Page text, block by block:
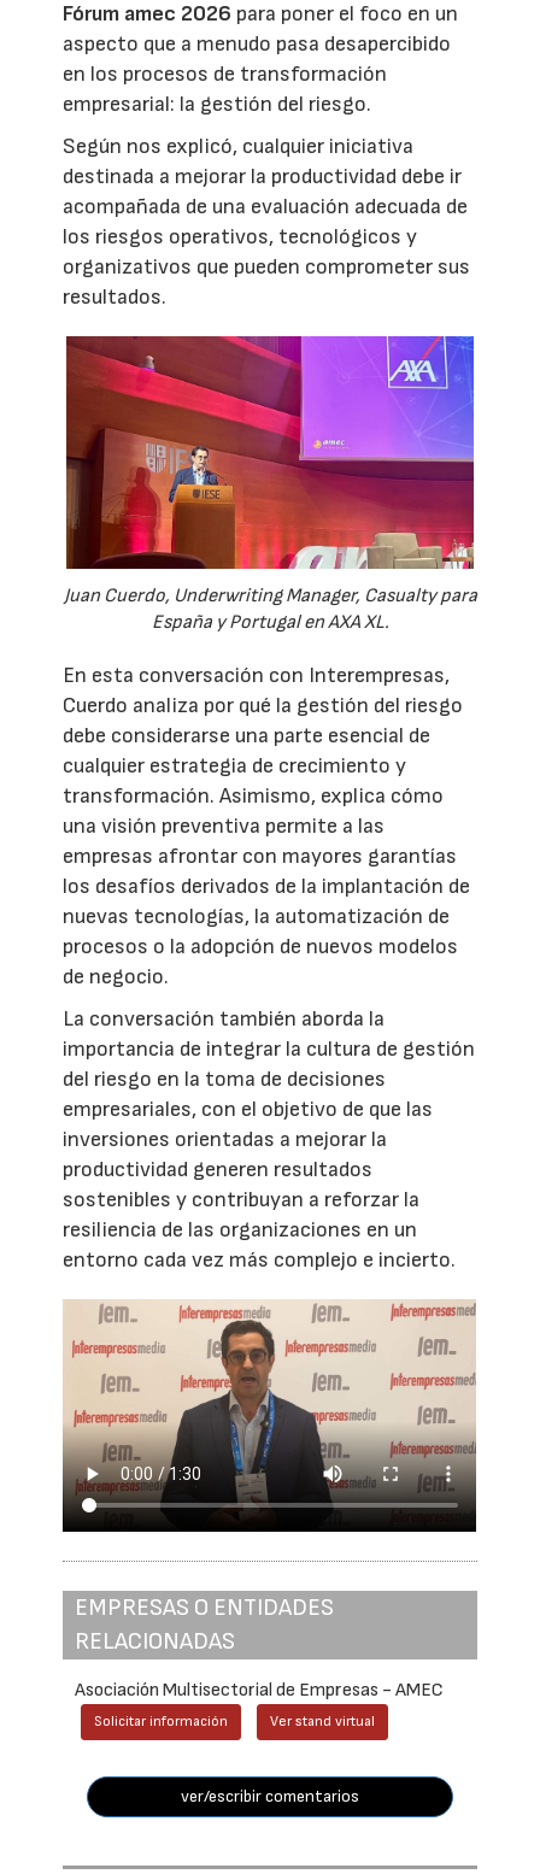
Fórum amec 2026 para poner el foco en un
aspecto que a menudo pasa desapercibido
en los procesos de transformación
empresarial: la gestión del riesgo.
Según nos explicó, cualquier iniciativa
destinada a mejorar la productividad debe ir
acompañada de una evaluación adecuada de
los riesgos operativos, tecnológicos y
organizativos que pueden comprometer sus
resultados.
Juan Cuerdo, Underwriting Manager, Casualty para
España y Portugal en AXA XL.
En esta conversación con Interempresas,
Cuerdo analiza por qué la gestión del riesgo
debe considerarse una parte esencial de
cualquier estrategia de crecimiento y
transformación. Asimismo, explica cómo
una visión preventiva permite a las
empresas afrontar con mayores garantías
los desafíos derivados de la implantación de
nuevas tecnologías, la automatización de
procesos o la adopción de nuevos modelos
de negocio.
La conversación también aborda la
importancia de integrar la cultura de gestión
del riesgo en la toma de decisiones
empresariales, con el objetivo de que las
inversiones orientadas a mejorar la
productividad generen resultados
sostenibles y contribuyan a reforzar la
resiliencia de las organizaciones en un
entorno cada vez más complejo e incierto.
EMPRESAS O ENTIDADES
RELACIONADAS
Asociación Multisectorial de Empresas - AMEC
Solicitar información Ver stand virtual
ver/escribir comentarios